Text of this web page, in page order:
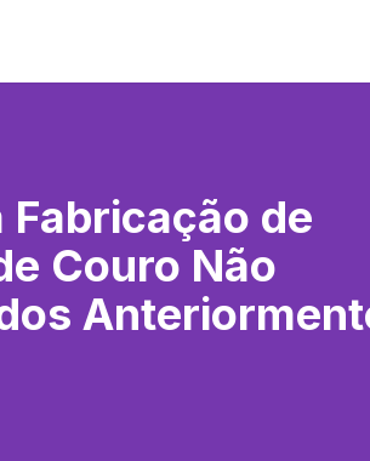
Fabricação de
Couro Não